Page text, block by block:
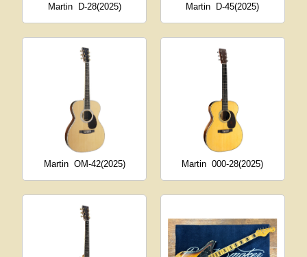
Martin D-28(2025) Martin D-45(2025)
Martin OM-42(2025) Martin 000-28(2025)